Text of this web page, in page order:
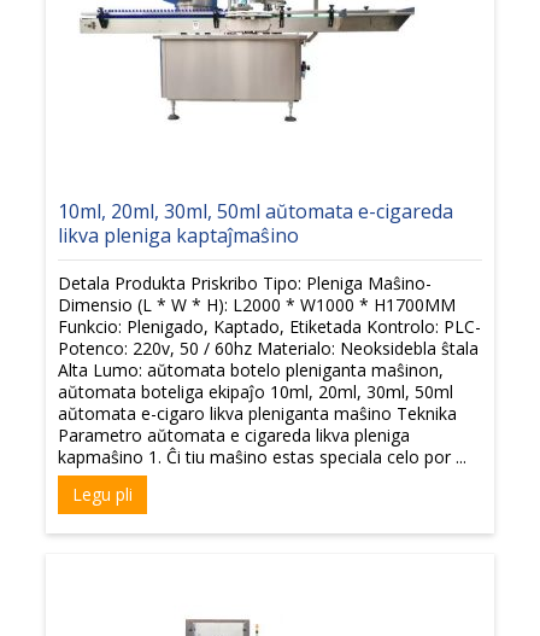
10ml, 20ml, 30ml, 50ml aŭtomata e-cigareda
likva pleniga kaptaĵmaŝino
Detala Produkta Priskribo Tipo: Pleniga Maŝino-
Dimensio (L * W * H): L2000 * W1000 * H1700MM
Funkcio: Plenigado, Kaptado, Etiketada Kontrolo: PLC-
Potenco: 220v, 50 / 60hz Materialo: Neoksidebla ŝtala
Alta Lumo: aŭtomata botelo pleniganta maŝinon,
aŭtomata boteliga ekipaĵo 10ml, 20ml, 30ml, 50ml
aŭtomata e-cigaro likva pleniganta maŝino Teknika
Parametro aŭtomata e cigareda likva pleniga
kapmaŝino 1. Ĉi tiu maŝino estas speciala celo por ...
Legu pli